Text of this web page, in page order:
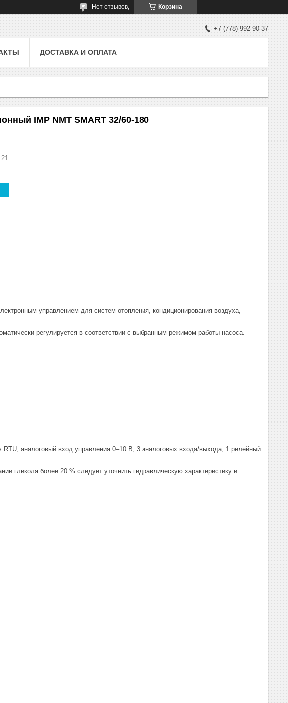
Корзина
Нет отзывов,
+7 (778) 992-90-37
ДОСТАВКА И ОПЛАТА
IMP NMT SMART 32/60-180
управлением для систем отопления, кондиционирования воздуха,
регулируется в соответствии с выбранным режимом работы насоса.
аналоговый вход управления 0–10 В, 3 аналоговых входа/выхода, 1 релейный
гликоля более 20 % следует уточнить гидравлическую характеристику и